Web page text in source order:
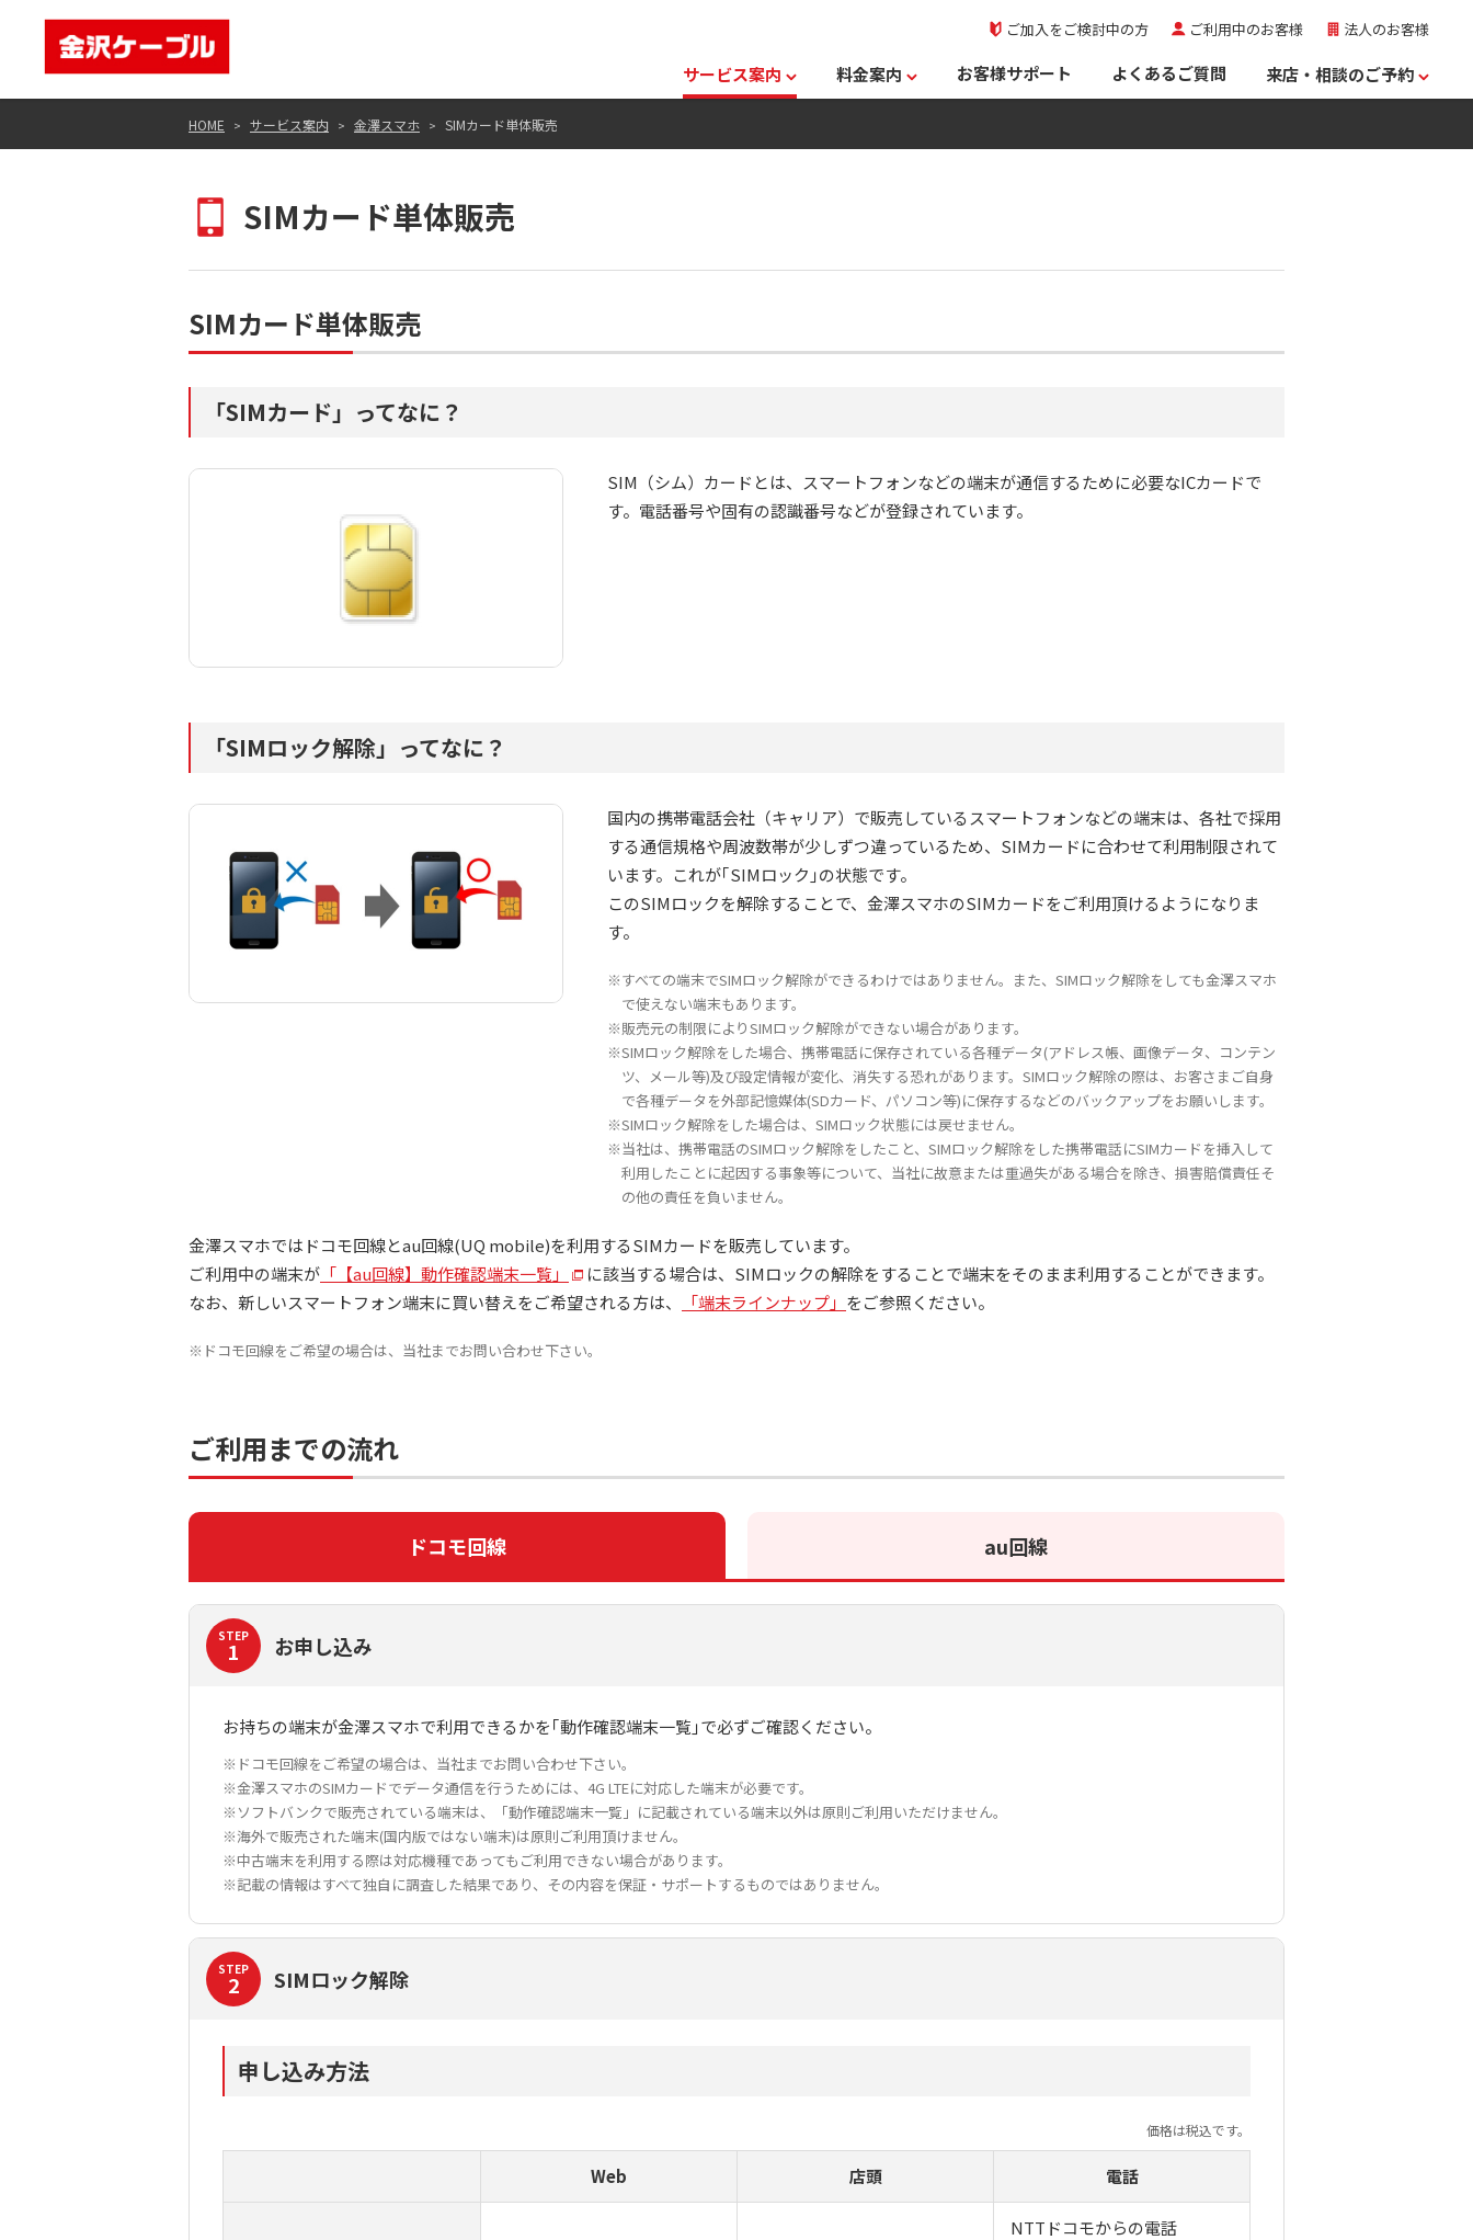
ご加入をご検討中の方 ご利用中のお客様 法人のお客様
サービス案内 料金案内 お客様サポート よくあるご質問 来店・相談のご予約
HOME サービス案内 金澤スマホ SIMカード単体販売
SIMカード単体販売
SIMカード単体販売
「SIMカード」ってなに？
SIM（シム）カードとは、スマートフォンなどの端末が通信するために必要なICカードで
す。電話番号や固有の認識番号などが登録されています。
「SIMロック解除」ってなに？
国内の携帯電話会社（キャリア）で販売しているスマートフォンなどの端末は、各社で採用
する通信規格や周波数帯が少しずつ違っているため、SIMカードに合わせて利用制限されて
います。これが｢SIMロック｣の状態です。
このSIMロックを解除することで、金澤スマホのSIMカードをご利用頂けるようになりま
す。
※すべての端末でSIMロック解除ができるわけではありません。また、SIMロック解除をしても金澤スマホ
で使えない端末もあります。
※販売元の制限によりSIMロック解除ができない場合があります。
※SIMロック解除をした場合、携帯電話に保存されている各種データ(アドレス帳、画像データ、コンテン
ツ、メール等)及び設定情報が変化、消失する恐れがあります。SIMロック解除の際は、お客さまご自身
で各種データを外部記憶媒体(SDカード、パソコン等)に保存するなどのバックアップをお願いします。
※SIMロック解除をした場合は、SIMロック状態には戻せません。
※当社は、携帯電話のSIMロック解除をしたこと、SIMロック解除をした携帯電話にSIMカードを挿入して
利用したことに起因する事象等について、当社に故意または重過失がある場合を除き、損害賠償責任そ
の他の責任を負いません。
金澤スマホではドコモ回線とau回線(UQ mobile)を利用するSIMカードを販売しています。
ご利用中の端末が 「【au回線】動作確認端末一覧」
に該当する場合は、SIMロックの解除をすることで端末をそのまま利用することができます。
なお、新しいスマートフォン端末に買い替えをご希望される方は、
「端末ラインナップ」 をご参照ください。
※ドコモ回線をご希望の場合は、当社までお問い合わせ下さい。
ご利用までの流れ
ドコモ回線 au回線
STEP
1 お申し込み
お持ちの端末が金澤スマホで利用できるかを｢動作確認端末一覧｣で必ずご確認ください。
※ドコモ回線をご希望の場合は、当社までお問い合わせ下さい。
※金澤スマホのSIMカードでデータ通信を行うためには、4G LTEに対応した端末が必要です。
※ソフトバンクで販売されている端末は、「動作確認端末一覧」に記載されている端末以外は原則ご利用いただけません。
※海外で販売された端末(国内版ではない端末)は原則ご利用頂けません。
※中古端末を利用する際は対応機種であってもご利用できない場合があります。
※記載の情報はすべて独自に調査した結果であり、その内容を保証・サポートするものではありません。
STEP
2 SIMロック解除
申し込み方法
価格は税込です。
Web 店頭 電話
NTTドコモからの電話